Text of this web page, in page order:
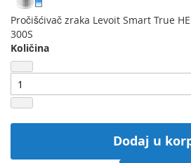
Pročišćivač zraka Levoit Smart True
300S
Količina
Dodaj u